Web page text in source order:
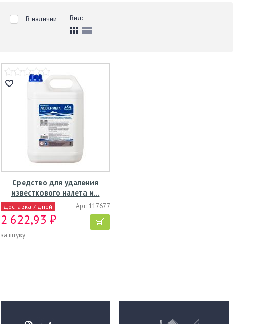
В наличии Вид:
Средство для удаления
известкового налета и…
Доставка 7 дней Арт: 117677
2 622,93 ₽
за штуку